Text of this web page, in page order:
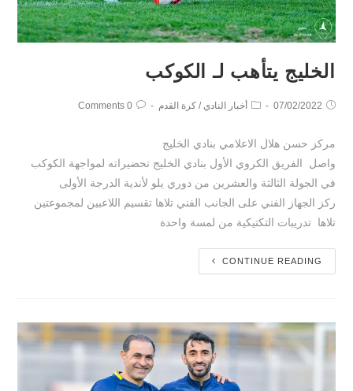
الخليج يتأهب لـ الكوكب
07/02/2022 أخبار النادي / كرة القدم 0 Comments
مركز حسن هلال الاعلامي بنادي الخليج
واصل الفريق الكروي الأول بنادي الخليج تحضيراته لمواجهة الكوكب
في الجولة الثالثة والعشرين من دوري يلو لأندية الدرجة الأولى
ركز الجهاز الفني على الجانب الفني تلاها تقسيم اللاعبين لمجموعتين
تلاها تدريبات التكتيكية من لمسة واحدة
CONTINUE READING